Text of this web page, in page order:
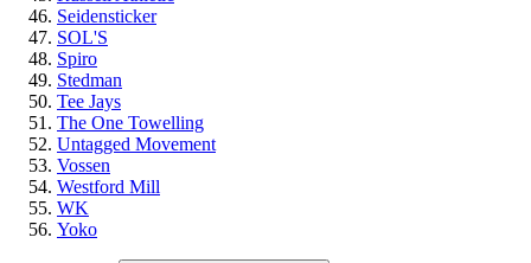
Seidensticker
SOL'S
Spiro
Stedman
Tee Jays
The One Towelling
Untagged Movement
Vossen
Westford Mill
WK
Yoko